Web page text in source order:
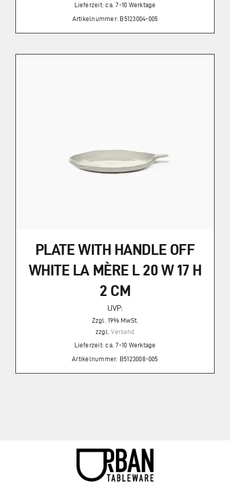
Lieferzeit: ca. 7-10 Werktage
Artikelnummer: B5123004-005
PLATE WITH HANDLE OFF
WHITE LA MÈRE L 20 W 17 H
2 CM
UVP:
Zzgl. 19% MwSt.
zzgl.Versand
Lieferzeit: ca. 7-10 Werktage
Artikelnummer: B5123008-005